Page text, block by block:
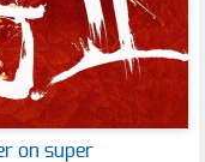
on super